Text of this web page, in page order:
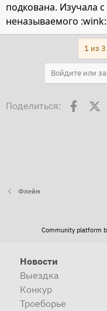
подкована. Изучала
неназываемого :wink:
1 из 3
Войдите или
Поделиться:
Флейм
Community platform
Новости
Выездка
Конкур
Троеборье